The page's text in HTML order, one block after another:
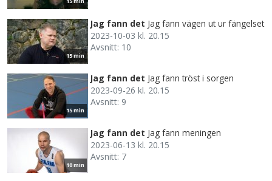
15 min
Jag fann det Jag fann vägen ut ur fängelset
2023-10-03 kl. 20.15
Avsnitt: 10
15 min
Jag fann det Jag fann tröst i sorgen
2023-09-26 kl. 20.15
Avsnitt: 9
10 min
Jag fann det Jag fann meningen
2023-06-13 kl. 20.15
Avsnitt: 7